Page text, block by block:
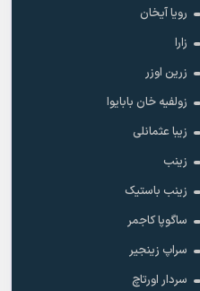
رویا آیخان
زارا
زرین اوزر
زولفیه خان بابایوا
زیبا عثمانلی
زینب
زینب باستیک
ساگوپا کاجمر
سراپ زینجیر
سردار اورتاچ